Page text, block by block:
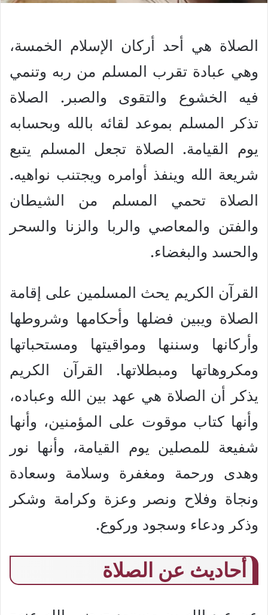
الصلاة هي أحد أركان الإسلام الخمسة،
وهي عبادة تقرب المسلم من ربه وتنمي
فيه الخشوع والتقوى والصبر. الصلاة
تذكر المسلم بموعد لقائه بالله وبحسابه
يوم القيامة. الصلاة تجعل المسلم يتبع
شريعة الله وينفذ أوامره ويجتنب نواهيه.
الصلاة تحمي المسلم من الشيطان
والفتن والمعاصي والربا والزنا والسحر
والحسد والبغضاء.
القرآن الكريم يحث المسلمين على إقامة
الصلاة ويبين فضلها وأحكامها وشروطها
وأركانها وسننها ومواقيتها ومستحباتها
ومكروهاتها ومبطلاتها. القرآن الكريم
يذكر أن الصلاة هي عهد بين الله وعباده،
وأنها كتاب موقوت على المؤمنين، وأنها
شفيعة للمصلين يوم القيامة، وأنها نور
وهدى ورحمة ومغفرة وسلامة وسعادة
ونجاة وفلاح ونصر وعزة وكرامة وشكر
وذكر ودعاء وسجود وركوع.
أحاديث عن الصلاة